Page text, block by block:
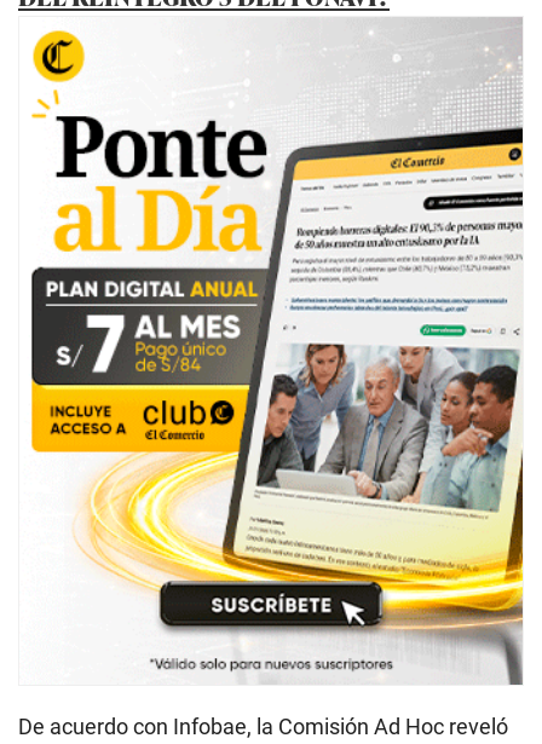
De acuerdo con Infobae, la Comisión Ad Hoc reveló